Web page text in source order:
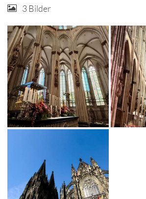
3 Bilder